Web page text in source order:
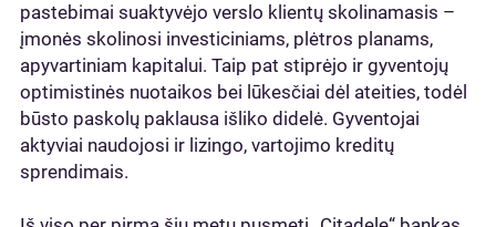
pastebimai suaktyvėjo verslo klientų skolinamasis –
įmonės skolinosi investiciniams, plėtros planams,
apyvartiniam kapitalui. Taip pat stiprėjo ir gyventojų
optimistinės nuotaikos bei lūkesčiai dėl ateities, todėl
būsto paskolų paklausa išliko didelė. Gyventojai
aktyviai naudojosi ir lizingo, vartojimo kreditų
sprendimais.